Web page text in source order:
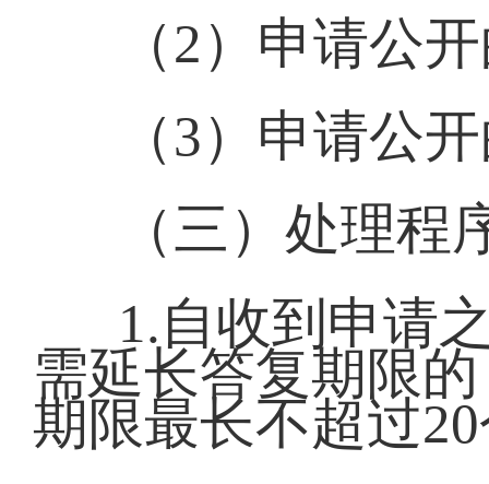
（2）申请公
（3）申请公
（三）处理
1.自收到申请
需延长答复期限
期限最长不超过